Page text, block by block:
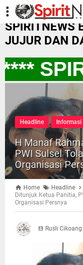
-->
SPIRITNEWS
JUJUR DAN
Headline Informasi
H Manaf
PWI Sulsel
Organisasi
Home Headline
Ditunjuk Ketua Panitia,
Organisasi Persnya
Rusli Cikoang